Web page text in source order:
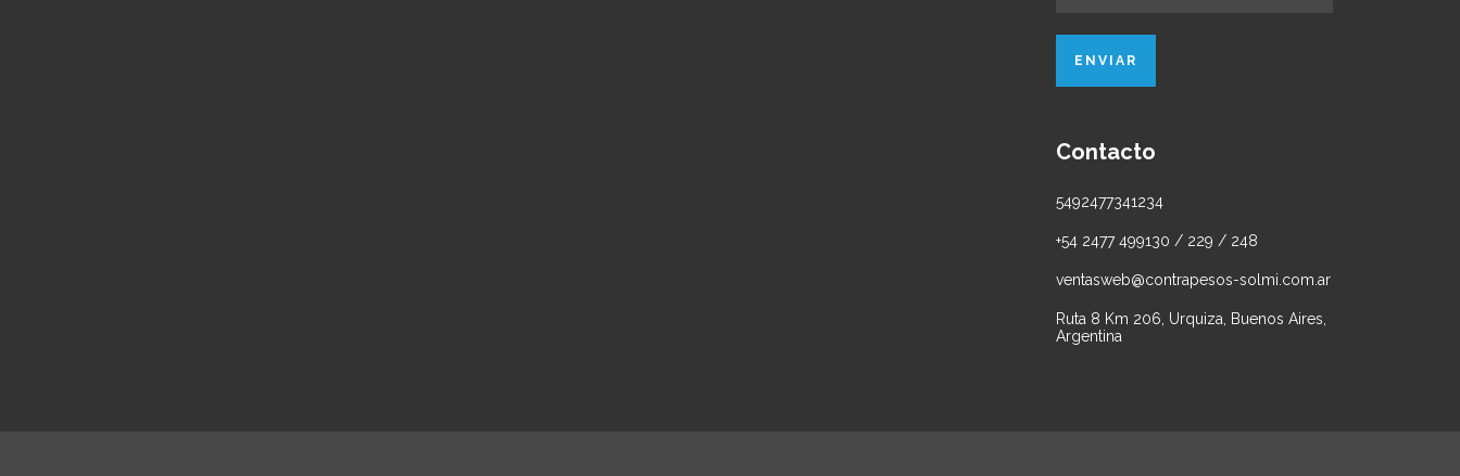
Contacto
5492477341234
+54 2477 499130 / 229 / 248
ventasweb@contrapesos-solmi.com.ar
Ruta 8 Km 206, Urquiza, Buenos Aires,
Argentina